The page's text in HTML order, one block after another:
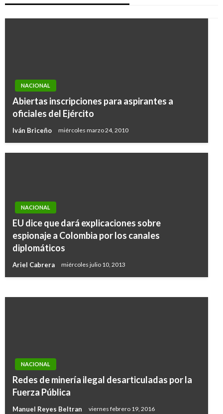
NACIONAL
Abiertas inscripciones para aspirantes a
oficiales del Ejército
Iván Briceño miércoles marzo 24, 2010
NACIONAL
EU dice que dará explicaciones sobre
espionaje a Colombia por los canales
diplomáticos
Ariel Cabrera miércoles julio 10, 2013
NACIONAL
Ayuda humanitaria almacenada en Cúcuta
NACIONAL
Redes de minería ilegal desarticuladas por la
Fuerza Pública
Manuel Reyes Beltran viernes febrero 19, 2016